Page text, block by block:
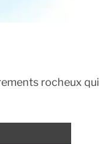
rocheux qui